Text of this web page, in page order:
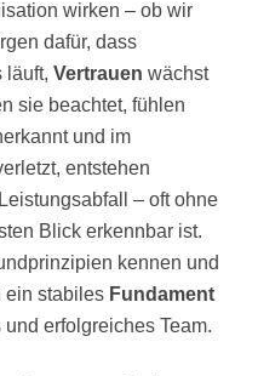
wirken – ob wir
dafür, dass
läuft, Vertrauen wächst
sie beachtet, fühlen
und im
entstehen
– oft ohne
Blick erkennbar ist.
kennen und
ein stabiles Fundament
erfolgreiches Team.